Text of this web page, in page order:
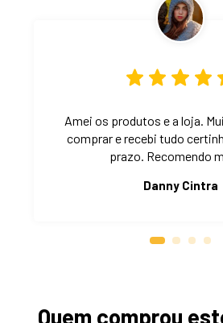
Amei os produtos e a loja.
comprar e recebi tudo
prazo. Recomendo
Danny Cintra
Quem comprou